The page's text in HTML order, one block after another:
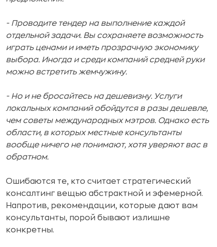
- Проводите тендер на выполнение каждой
отдельной задачи. Вы сохраняете возможность
играть ценами и иметь прозрачную экономику
выбора. Иногда и среди компаний средней руки
можно встретить жемчужину.
- Но и не бросайтесь на дешевизну. Услуги
локальных компаний обойдутся в разы дешевле,
чем советы международных мэтров. Однако есть
области, в которых местные консультанты
вообще ничего не понимают, хотя уверяют вас в
обратном.
Ошибаются те, кто считает стратегический
консалтинг вещью абстрактной и эфемерной.
Напротив, рекомендации, которые дают вам
консультанты, порой бывают излишне
конкретны.